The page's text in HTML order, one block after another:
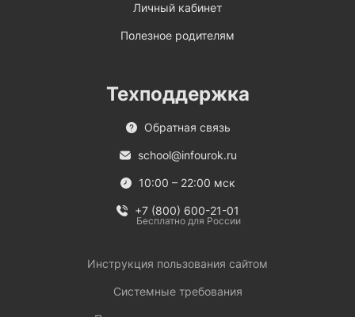
Личный кабинет
Полезное родителям
Техподдержка
Обратная связь
school@infourok.ru
10:00 – 22:00 мск
+7 (800) 600-21-01
Бесплатно для России
Инструкция пользования сайтом
Системные требования